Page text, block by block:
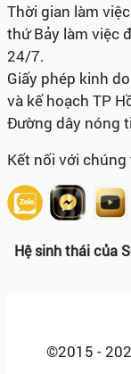
Thời gian làm
thứ Bảy làm việc
24/7.
Giấy phép kinh
và kế hoạch TP
Đường dây nóng
Kết nối với chúng
Hệ sinh thái của
©2015 -